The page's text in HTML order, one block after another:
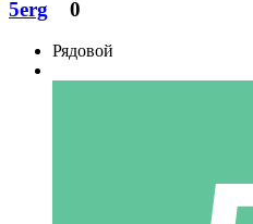
5erg 0
Рядовой